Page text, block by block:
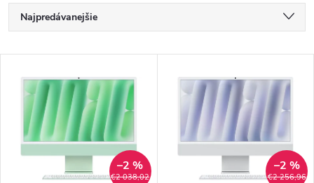
R
a
d
n
Najpredávanejšie
Abecedne
V
p
€2 038,02
–2 %
€2 256,96
–2 %